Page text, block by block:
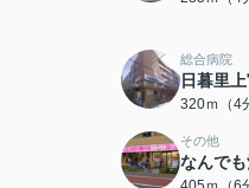
総合病院
日暮里
320ｍ（4
その他
なんで